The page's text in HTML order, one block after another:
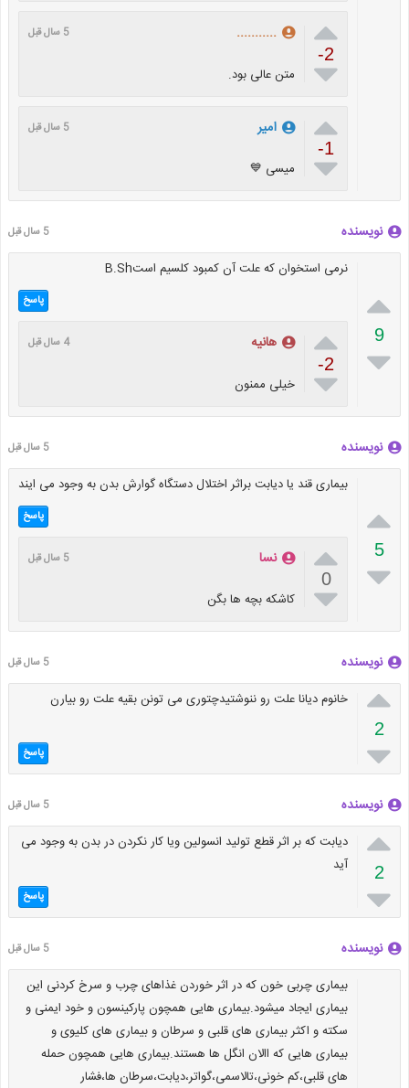

-2

........... 5 سال قبل
متن عالی بود.

-1

امیر 5 سال قبل
میسی 💙
نویسنده 5 سال قبل

9

نرمی استخوان که علت آن کمبود کلسیم استB.Sh
پاسخ

-2

هانیه 4 سال قبل
خیلی ممنون
نویسنده 5 سال قبل

5

بیماری قند یا دیابت براثر اختلال دستگاه گوارش بدن به وجود می ایند
پاسخ

0

نسا 5 سال قبل
کاشکه بچه ها بگن
نویسنده 5 سال قبل

2

خانوم دیانا علت رو ننوشتیدچتوری می تونن بقیه علت رو بیارن
پاسخ
نویسنده 5 سال قبل

2

دیابت که بر اثر قطع تولید انسولین ویا کار نکردن در بدن به وجود می
آید
پاسخ
نویسنده 5 سال قبل
بیماری چربی خون که در اثر خوردن غذاهای چرب و سرخ کردنی این
بیماری ایجاد میشود.بیماری هایی همچون پارکینسون و خود ایمنی و
سکته و اکثر بیماری های قلبی و سرطان و بیماری های کلیوی و
بیماری هایی که االان انگل ها هستند.بیماری هایی همچون حمله
های قلبی،کم خونی،تالاسمی،گواتر،دیابت،سرطان ها،فشار